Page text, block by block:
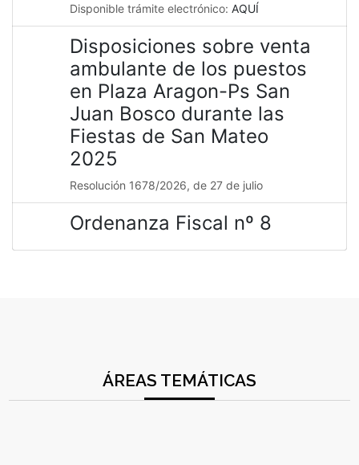
Disponible trámite electrónico: AQUÍ
Disposiciones sobre venta
ambulante de los puestos
en Plaza Aragon-Ps San
Juan Bosco durante las
Fiestas de San Mateo
2025
Resolución 1678/2026, de 27 de julio
Ordenanza Fiscal nº 8
ÁREAS TEMÁTICAS